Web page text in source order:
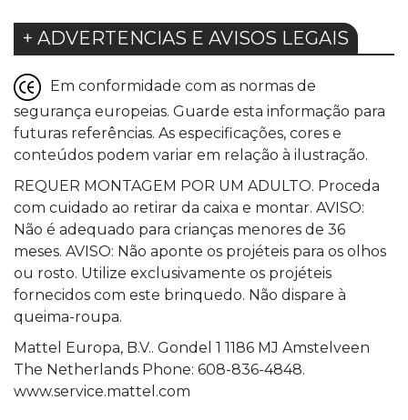
+ ADVERTENCIAS E AVISOS LEGAIS
Em conformidade com as normas de
segurança europeias. Guarde esta informação para
futuras referências. As especificações, cores e
conteúdos podem variar em relação à ilustração.
REQUER MONTAGEM POR UM ADULTO. Proceda
com cuidado ao retirar da caixa e montar. AVISO:
Não é adequado para crianças menores de 36
meses. AVISO: Não aponte os projéteis para os olhos
ou rosto. Utilize exclusivamente os projéteis
fornecidos com este brinquedo. Não dispare à
queima-roupa.
Mattel Europa, B.V.. Gondel 1 1186 MJ Amstelveen
The Netherlands Phone: 608-836-4848.
www.service.mattel.com